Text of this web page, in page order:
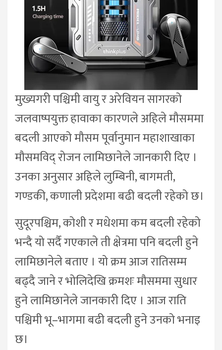
मुख्यगरी पश्चिमी वायु र अरेवियन सागरको
जलवाष्पयुक्त हावाका कारणले अहिले मौसममा
बदली आएको मौसम पूर्वानुमान महाशाखाका
मौसमविद् रोजन लामिछानेले जानकारी दिए ।
उनका अनुसार अहिले लुम्बिनी, बागमती,
गण्डकी, कणाली प्रदेशमा बढी बदली रहेको छ।
सुदूरपश्चिम, कोशी र मधेशमा कम बदली रहेको
भन्दै यो सर्दै गएकाले ती क्षेत्रमा पनि बदली हुने
लामिछानेले बताए । यो क्रम आज रातिसम्म
बढ्दै जाने र भोलिदेखि क्रमशः मौसममा सुधार
हुने लामिछानेले जानकारी दिए । आज राति
पश्चिमी भू–भागमा बढी बदली हुने उनको भनाइ
छ।